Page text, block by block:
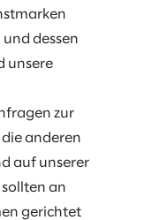
dessen
unsere
zur
anderen
auf unserer
an
gerichtet